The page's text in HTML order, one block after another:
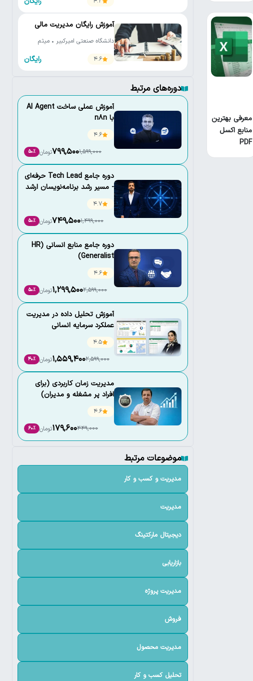
معرفی بهترین
منابع اکسل
PDF
آموزش رایگان مدیریت مالی
دانشگاه صنعتی امیرکبیر • میثم
4.6
رایگان
دوره‌های مرتبط
آموزش عملی ساخت AI Agent
با n8n
4.6
1,599,000
799,500تومان 50٪
دوره جامع Tech Lead حرفه‌ای
- مسیر رشد برنامه‌نویسان ارشد
4.7
1,499,000
749,500تومان 50٪
دوره جامع منابع انسانی (HR
Generalist)
4.6
2,599,000
1,299,500تومان 50٪
آموزش تحلیل داده در مدیریت
عملکرد سرمایه انسانی
4.5
2,599,000
1,559,400تومان 40٪
مدیریت زمان کاربردی (برای
افراد پر مشغله و مدیران)
4.6
449,000
179,600تومان 60٪
موضوعات مرتبط
مدیریت و کسب و کار
مدیریت
دیجیتال مارکتینگ
بازاریابی
مدیریت پروژه
فروش
مدیریت محصول
تحلیل کسب و کار